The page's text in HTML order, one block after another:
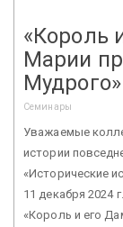
«Король
Марии
Мудрого»
Семинары
Уважаемые
истории
«Исторические
11 декабря 2024
«Король и его